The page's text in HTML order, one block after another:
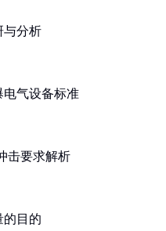
与分析
电气设备标准
击要求解析
的目的